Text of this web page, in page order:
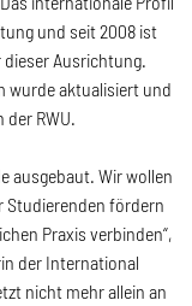
und seit 2008 ist
dieser Ausrichtung.
wurde aktualisiert und
RWU.
ausgebaut. Wir wollen
Studierenden fördern
Praxis verbinden“,
der International
nicht mehr allein an